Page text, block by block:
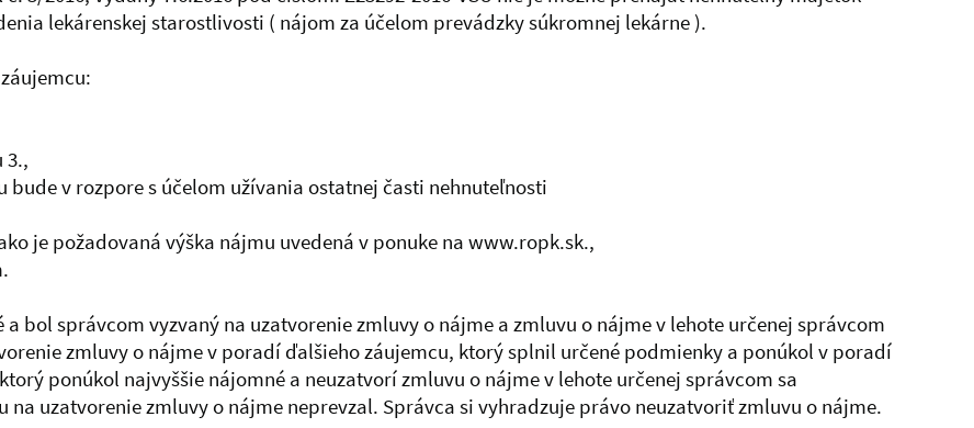
lekárenskej starostlivosti ( nájom za účelom prevádzky súkromnej lekárne ).
3.,
bude v rozpore s účelom užívania ostatnej časti nehnuteľnosti
je požadovaná výška nájmu uvedená v ponuke na www.ropk.sk.,
bol správcom vyzvaný na uzatvorenie zmluvy o nájme a zmluvu o nájme v lehote určenej správcom
zmluvy o nájme v poradí ďalšieho záujemcu, ktorý splnil určené podmienky a ponúkol v poradí
ponúkol najvyššie nájomné a neuzatvorí zmluvu o nájme v lehote určenej správcom sa
uzatvorenie zmluvy o nájme neprevzal. Správca si vyhradzuje právo neuzatvoriť zmluvu o nájme.